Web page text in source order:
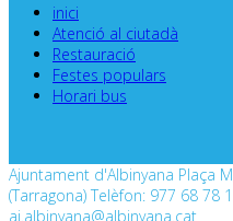
inici
Atenció al ciutadà
Restauració
Festes populars
Horari bus
Ajuntament d'Albinyana Plaça
(Tarragona) Telèfon: 977 68 78
aj.albinyana@albinyana.cat